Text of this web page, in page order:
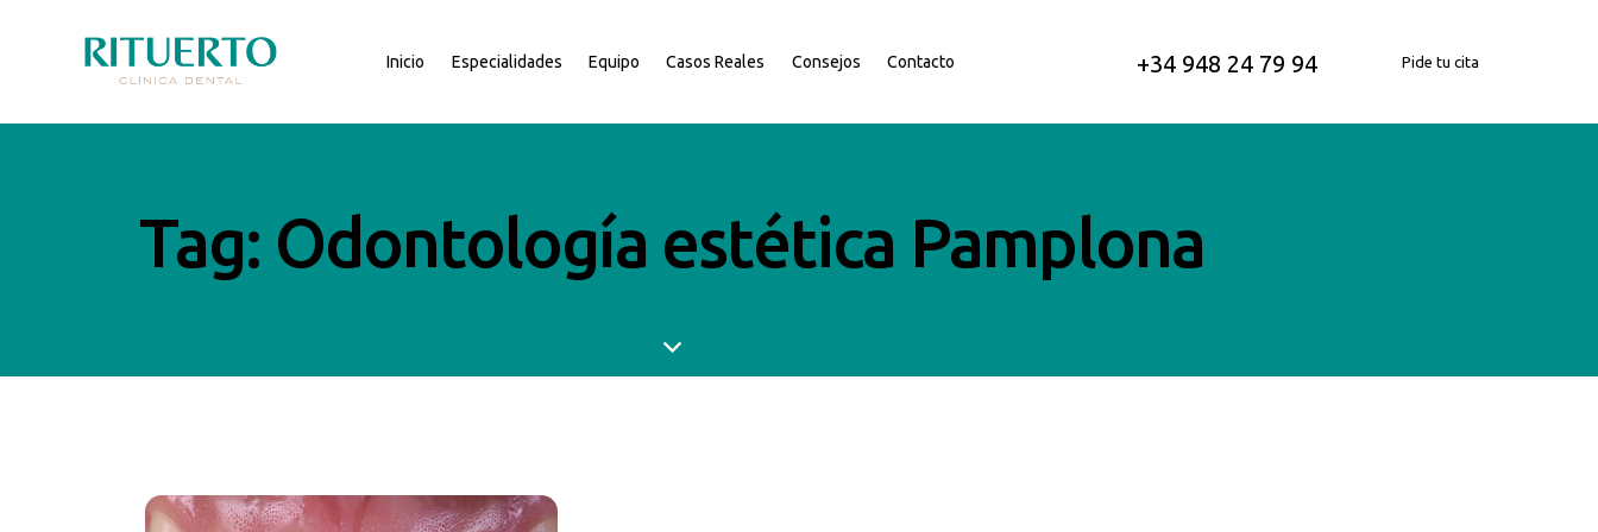
Inicio Especialidades Equipo Casos Reales Consejos Contacto +34 948 24 79 94 Pide tu cita
Tag: Odontología estética Pamplona